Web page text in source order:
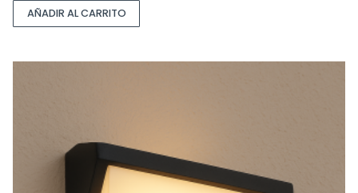
AÑADIR AL CARRITO